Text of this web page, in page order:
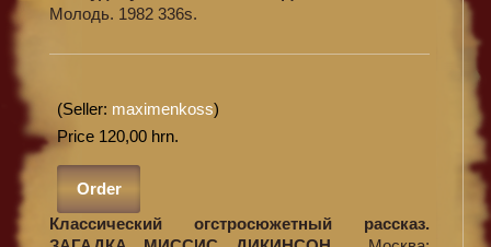
Молодь. 1982 336s.
(Seller: maximenkoss)
Price 120,00 hrn.
Order
Классический огстросюжетный рассказ.